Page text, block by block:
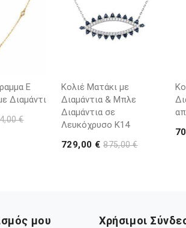
Ε
Διαμάντι
€
Κολιέ Ματάκι με
Διαμάντια & Μπλε
Διαμάντια σε
Λευκόχρυσο Κ14
729,00 €875,00 €
μου Χρήσιμοι